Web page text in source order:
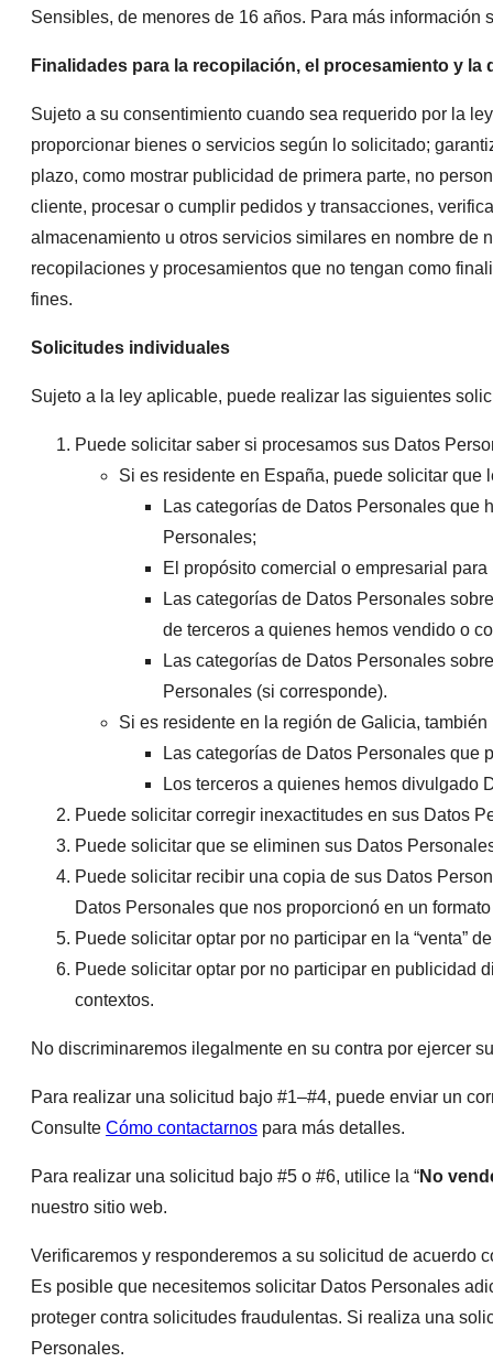
Sensibles, de menores de 16 años. Para más
Finalidades para la recopilación, el procesamiento y
Sujeto a su consentimiento cuando sea requerido por la
proporcionar bienes o servicios según lo solicitado;
plazo, como mostrar publicidad de primera parte, no
cliente, procesar o cumplir pedidos y transacciones,
almacenamiento u otros servicios similares en nombre de
recopilaciones y procesamientos que no tengan como
fines.
Solicitudes individuales
Sujeto a la ley aplicable, puede realizar las siguientes
Puede solicitar saber si procesamos sus Datos
Si es residente en España, puede solicitar
Las categorías de Datos Personales que
Personales;
El propósito comercial o empresarial
Las categorías de Datos Personales
de terceros a quienes hemos vendido o
Las categorías de Datos Personales
Personales (si corresponde).
Si es residente en la región de Galicia,
Las categorías de Datos Personales que
Los terceros a quienes hemos divulgado
Puede solicitar corregir inexactitudes en sus Datos
Puede solicitar que se eliminen sus Datos
Puede solicitar recibir una copia de sus Datos
Datos Personales que nos proporcionó en un
Puede solicitar optar por no participar en la “venta”
Puede solicitar optar por no participar en publicidad
contextos.
No discriminaremos ilegalmente en su contra por ejercer
Para realizar una solicitud bajo #1–#4, puede enviar un
Consulte Cómo contactarnos para más detalles.
Para realizar una solicitud bajo #5 o #6, utilice la “No
nuestro sitio web.
Verificaremos y responderemos a su solicitud de acuerdo
Es posible que necesitemos solicitar Datos Personales
proteger contra solicitudes fraudulentas. Si realiza una
Personales.